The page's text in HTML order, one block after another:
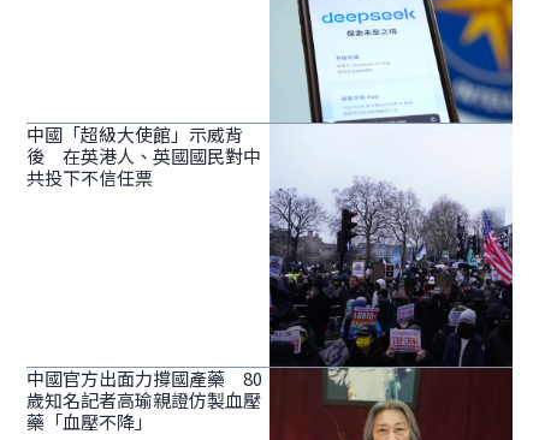
中國「超級大使館」示威背
後 在英港人、英國國民對中
共投下不信任票
中國官方出面力撐國產藥 80
歲知名記者高瑜親證仿製血壓
藥「血壓不降」